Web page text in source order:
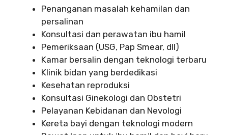
Penanganan masalah kehamilan dan
persalinan
Konsultasi dan perawatan ibu hamil
Pemeriksaan (USG, Pap Smear, dll)
Kamar bersalin dengan teknologi terbaru
Klinik bidan yang berdedikasi
Kesehatan reproduksi
Konsultasi Ginekologi dan Obstetri
Pelayanan Kebidanan dan Nevologi
Kereta bayi dengan teknologi modern